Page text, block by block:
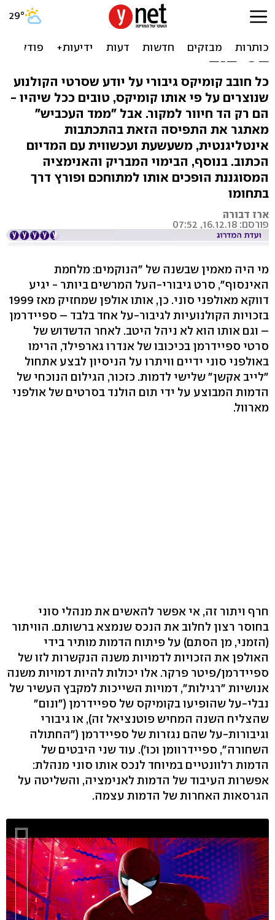
ביקורת סרט: "ספיידרמן: ממד
העכביש" - עוקף את הנוקמים
בסיבוב
כל חובב קומיקס גיבורי על יודע שסרטי הקולנוע
שנוצרים על פי אותו קומיקס, טובים ככל שיהיו -
הם רק הד חיוור למקור. אבל "ממד העכביש"
מאתגר את התפיסה הזאת בהתכתבות
אינטליגנטית, משעשעת ועכשווית עם המדיום
הכתוב. בנוסף, הבימוי המבריק והאנימציה
המסוגננת הופכים אותו למתוחכם ופורץ דרך
בתחומו
ארז דבורה
פורסם: 16.12.18, 07:52
מי היה מאמין שבשנה של "הנוקמים: מלחמת
האינסוף", סרט גיבורי-העל המרשים ביותר - יגיע
דווקא מאולפני סוני. כן, אותו אולפן שמחזיק מאז 1999
בזכויות הקולנועיות לגיבור-על אחד בלבד – ספיידרמן
– וגם אותו הוא לא ניהל היטב. לאחר הדשדוש של
סרטי ספיידרמן בכיכובו של אנדרו גארפילד, הרימו
באולפני סוני ידיים וויתרו על הניסיון לבצע אתחול
"לייב אקשן" שלישי לדמות. כזכור, הגילום הנוכחי של
הדמות המבוצע על ידי תום הולנד בסרטים של אולפני
מארוול.
חרף ויתור זה, אי אפשר להאשים את מנהלי סוני
בחוסר רצון לחלוב את הנכס שנמצא ברשותם. הוויתור
(הזמני, מן הסתם) על פיתוח הדמות מותיר בידי
האולפן את הזכויות לדמויות משנה הנקשרות לזו של
ספיידרמן/פיטר פרקר. אלו יכולות להיות דמויות משנה
אנושיות "רגילות", דמויות השייכות למקבץ העשיר של
נבלי-על שהופיעו בקומיקס של ספיידרמן ("ונום"
שהצליח השנה המחיש פוטנציאל זה), או גיבורי
וגיבורות-על שהם נגזרות של ספיידרמן ("החתולה
השחורה", ספיידרוומן וכו'). עוד שני היבטים של
הדמות רלוונטיים במיוחד לנכס אותו סוני מנהלת:
אפשרות העיבוד של הדמות לאנימציה, והשליטה על
הגרסאות האחרות של הדמות עצמה.